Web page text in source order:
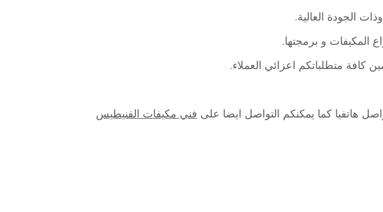
باكستاني
الجودة العالية.
المكيفات و برمجتها.
هاتفيا كما يمكنكم التواصل ايضا على فني مكيفات الفنيطيس